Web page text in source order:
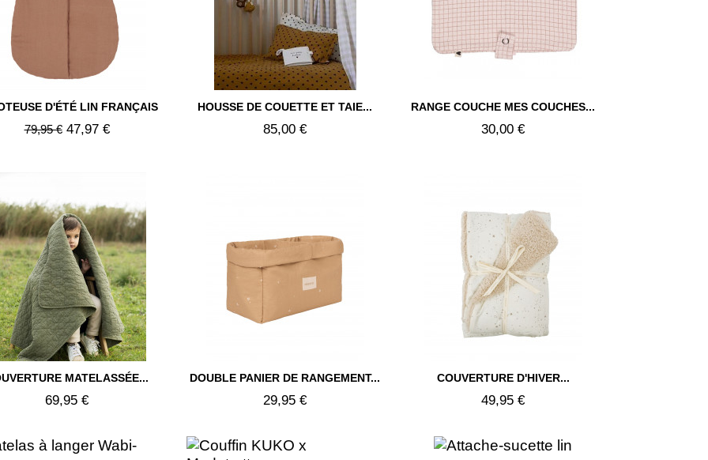
D'ÉTÉ LIN FRANÇAIS
79,95 € 47,97 €
Aperçu rapide HOUSSE DE COUETTE ET TAIE...
85,00 €
Aperçu rapide RANGE COUCHE MES COUCHES...
30,00 €
Aperçu rapide
MATELASSÉE...
69,95 €
Aperçu rapide DOUBLE PANIER DE RANGEMENT...
29,95 €
Aperçu rapide COUVERTURE D'HIVER...
49,95 €
Aperçu rapide